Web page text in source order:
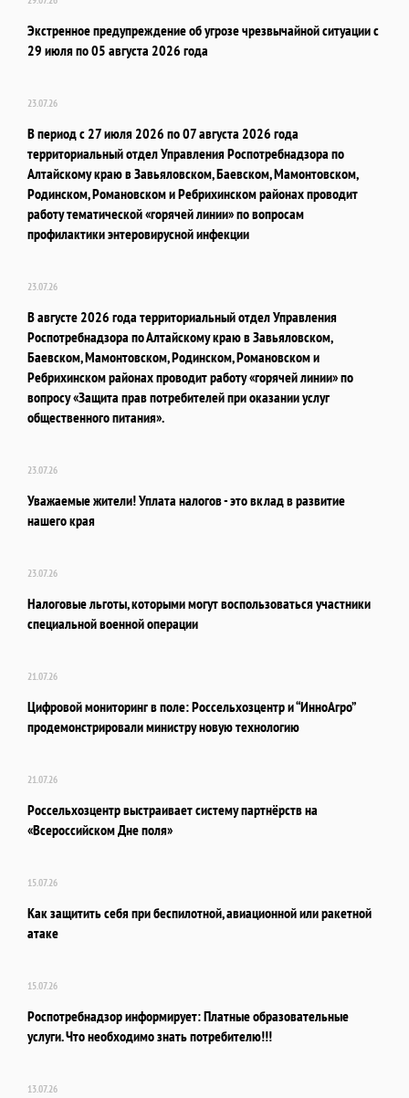
Экстренное предупреждение об угрозе чрезвычайной ситуации с
29 июля по 05 августа 2026 года
23.07.26
В период с 27 июля 2026 по 07 августа 2026 года
территориальный отдел Управления Роспотребнадзора по
Алтайскому краю в Завьяловском, Баевском, Мамонтовском,
Родинском, Романовском и Ребрихинском районах проводит
работу тематической «горячей линии» по вопросам
профилактики энтеровирусной инфекции
23.07.26
В августе 2026 года территориальный отдел Управления
Роспотребнадзора по Алтайскому краю в Завьяловском,
Баевском, Мамонтовском, Родинском, Романовском и
Ребрихинском районах проводит работу «горячей линии» по
вопросу «Защита прав потребителей при оказании услуг
общественного питания».
23.07.26
Уважаемые жители! Уплата налогов - это вклад в развитие
нашего края
23.07.26
Налоговые льготы, которыми могут воспользоваться участники
специальной военной операции
21.07.26
Цифровой мониторинг в поле: Россельхозцентр и “ИнноАгро”
продемонстрировали министру новую технологию
21.07.26
Россельхозцентр выстраивает систему партнёрств на
«Всероссийском Дне поля»
15.07.26
Как защитить себя при беспилотной, авиационной или ракетной
атаке
15.07.26
Роспотребнадзор информирует: Платные образовательные
услуги. Что необходимо знать потребителю!!!
13.07.26